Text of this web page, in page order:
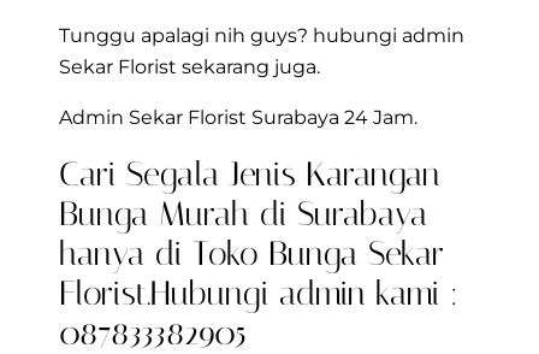
Tunggu apalagi nih guys? hubungi admin
Sekar Florist sekarang juga.
Admin Sekar Florist Surabaya 24 Jam.
Cari Segala Jenis Karangan
Bunga Murah di Surabaya
hanya di Toko Bunga Sekar
Florist.Hubungi admin kami :
087833382905